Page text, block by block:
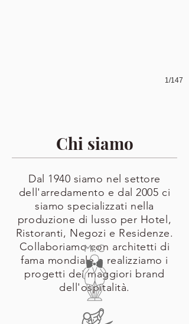
1/147
Chi siamo
Dal 1940 siamo nel settore
dell'arredamento e dal 2005 ci
siamo specializzati nella
produzione di lusso per Hotel,
Ristoranti, Negozi e Residenze.
Collaboriamo con architetti di
fama mondiale e realizziamo i
progetti dei maggiori brand
dell'ospitalità.